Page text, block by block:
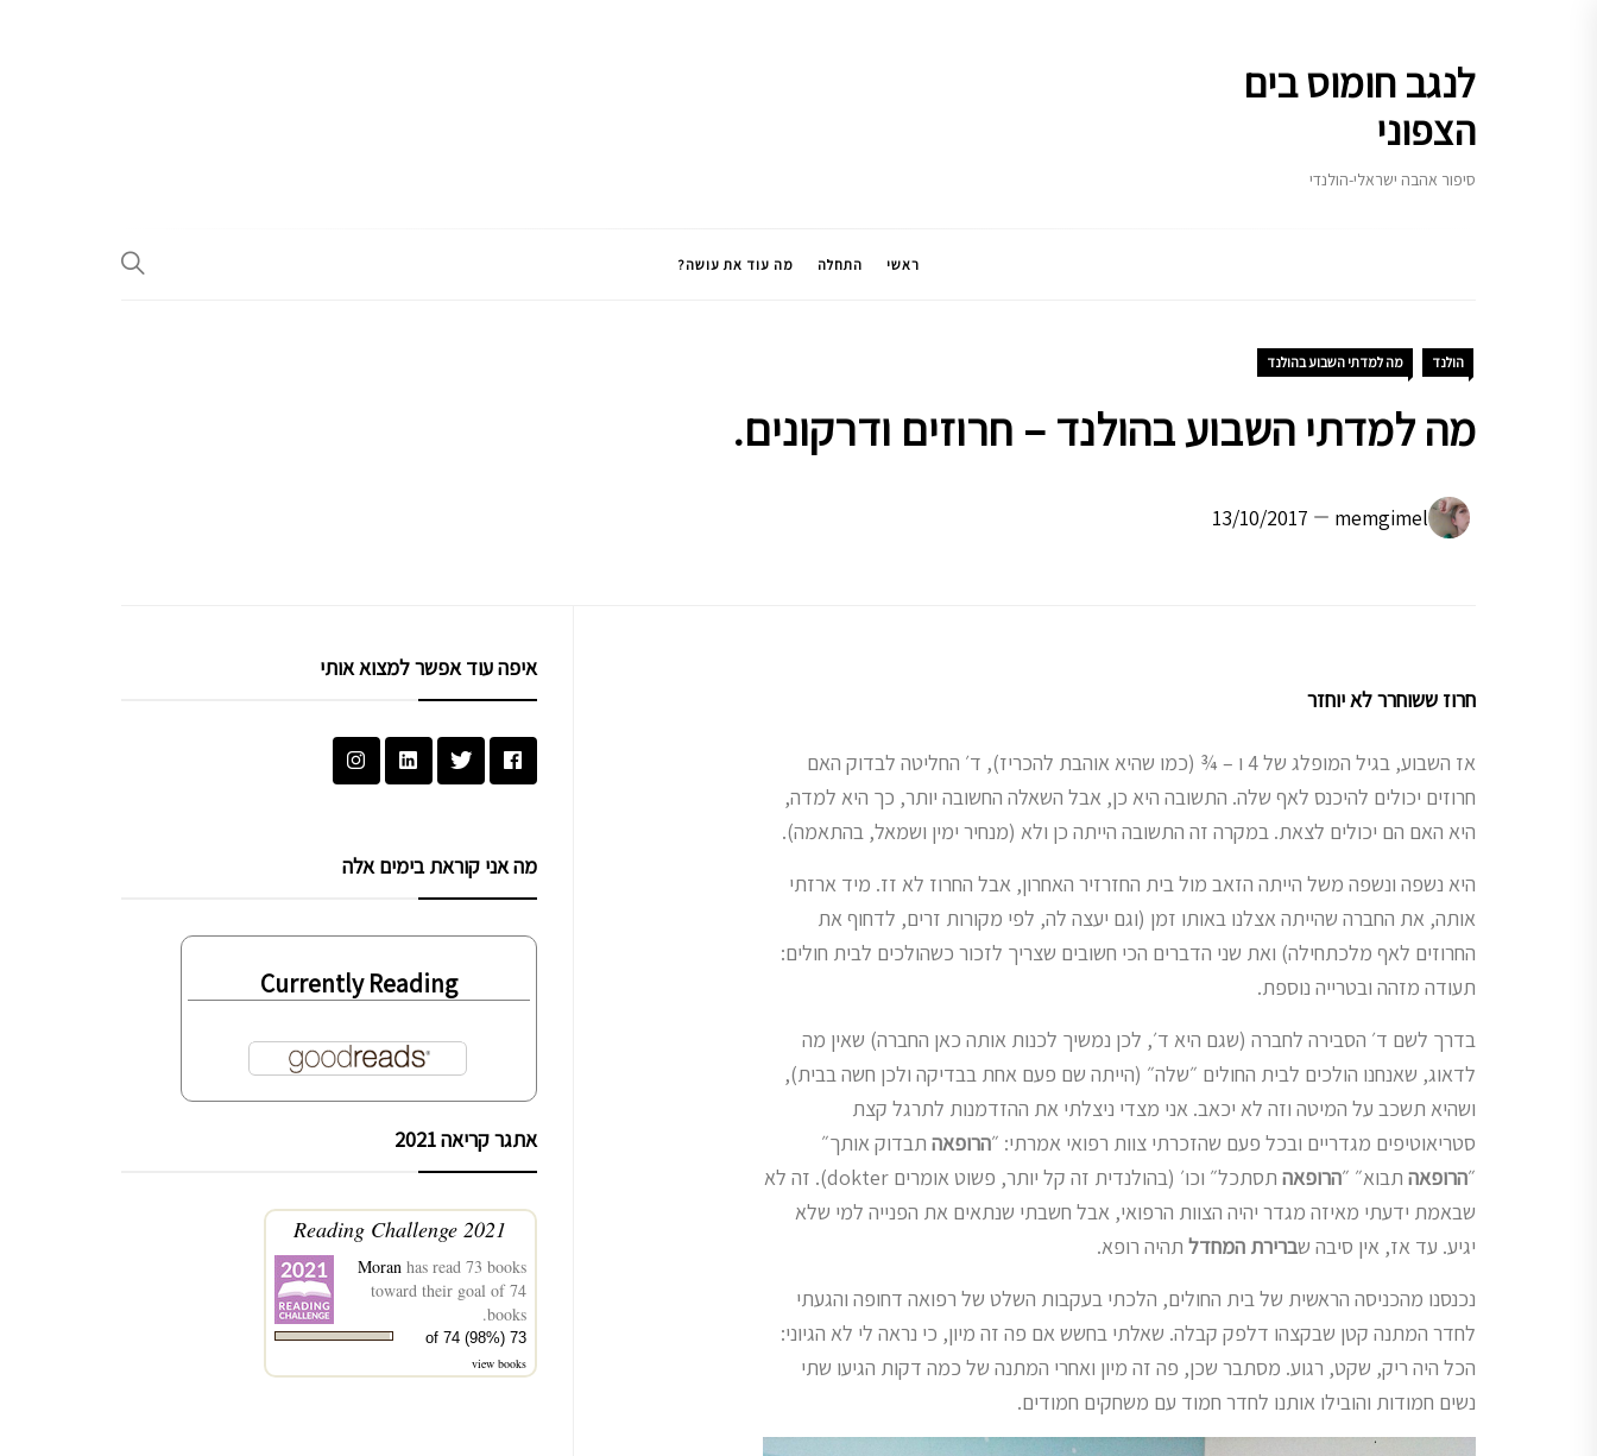
לנגב חומוס בים
הצפוני
סיפור אהבה ישראלי-הולנדי
מה עוד את עושה? התחלה ראשי
הולנד מה למדתי השבוע בהולנד
מה למדתי השבוע בהולנד – חרוזים ודרקונים.
memgimel
13/10/2017
חרוז ששוחרר לא יוחזר
אז השבוע, בגיל המופלג של 4 ו – ¾ (כמו שהיא אוהבת להכריז), ד׳ החליטה לבדוק האם
חרוזים יכולים להיכנס לאף שלה. התשובה היא כן, אבל השאלה החשובה יותר, כך היא למדה,
היא האם הם יכולים לצאת. במקרה זה התשובה הייתה כן ולא (מנחיר ימין ושמאל, בהתאמה).
היא נשפה ונשפה משל הייתה הזאב מול בית החזרזיר האחרון, אבל החרוז לא זז. מיד ארזתי
אותה, את החברה שהייתה אצלנו באותו זמן (וגם יעצה לה, לפי מקורות זרים, לדחוף את
החרוזים לאף מלכתחילה) ואת שני הדברים הכי חשובים שצריך לזכור כשהולכים לבית חולים:
תעודה מזהה ובטרייה נוספת.
בדרך לשם ד׳ הסבירה לחברה (שגם היא ד׳, לכן נמשיך לכנות אותה כאן החברה) שאין מה
לדאוג, שאנחנו הולכים לבית החולים ״שלה״ (הייתה שם פעם אחת בבדיקה ולכן חשה בבית),
ושהיא תשכב על המיטה וזה לא יכאב. אני מצדי ניצלתי את ההזדמנות לתרגל קצת
סטריאוטיפים מגדריים ובכל פעם שהזכרתי צוות רפואי אמרתי: ״הרופאה תבדוק אותך״
״הרופאה תבוא״ ״הרופאה
תסתכל״ וכו׳ (בהולנדית זה קל יותר, פשוט אומרים dokter). זה לא
שבאמת ידעתי מאיזה מגדר יהיה הצוות הרפואי, אבל חשבתי שנתאים את הפנייה למי שלא
יגיע. עד אז, אין סיבה שברירת המחדל תהיה רופא.
נכנסנו מהכניסה הראשית של בית החולים, הלכתי בעקבות השלט של רפואה דחופה והגעתי
לחדר המתנה קטן שבקצהו דלפק קבלה. שאלתי בחשש אם פה זה מיון, כי נראה לי לא הגיוני:
הכל היה ריק, שקט, רגוע. מסתבר שכן, פה זה מיון ואחרי המתנה של כמה דקות הגיעו שתי
נשים חמודות והובילו אותנו לחדר חמוד עם משחקים חמודים.
איפה עוד אפשר למצוא אותי
מה אני קוראת בימים אלה
Currently Reading
אתגר קריאה 2021
2021 Reading Challenge
Moranhas read 73 books
toward their goal of 74
books.
73 of 74 (98%)
view books